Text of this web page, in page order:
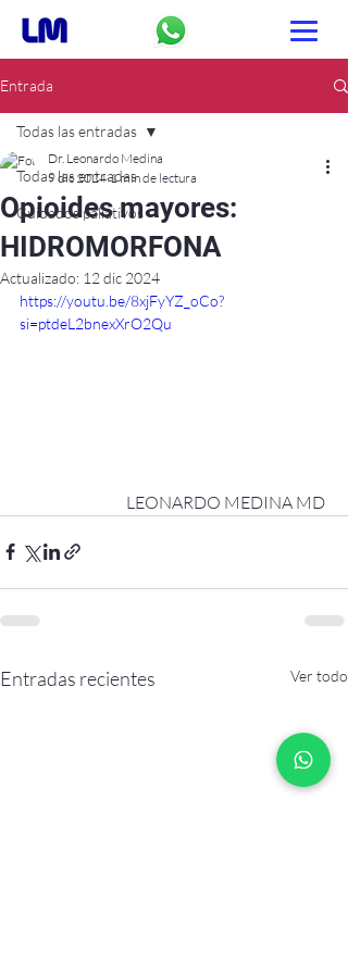
Entrada
Todas las entradas
Cuidados paliativos
Todas las entradas
Opioides mayores:
HIDROMORFONA
Dr. Leonardo Medina
9 dic 2024 1 min de lectura
Actualizado: 12 dic 2024
https://youtu.be/8xjFyYZ_oCo?
si=ptdeL2bnexXrO2Qu
LEONARDO MEDINA MD
Entradas recientes Ver todo